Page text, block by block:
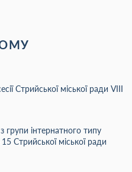
Стрийської міської ради VIII
групи інтернатного типу
Стрийської міської ради